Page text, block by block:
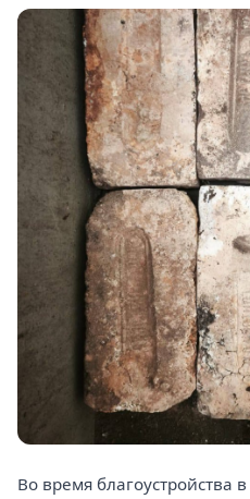
Во время благоустройства в